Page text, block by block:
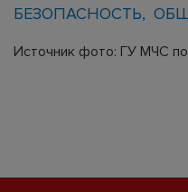
БЕЗОПАСНОСТЬ
Источник фото: ГУ МЧС